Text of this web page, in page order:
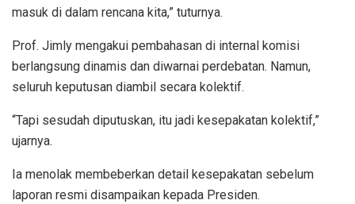
masuk di dalam rencana kita,” tuturnya.
Prof. Jimly mengakui pembahasan di internal komisi
berlangsung dinamis dan diwarnai perdebatan. Namun,
seluruh keputusan diambil secara kolektif.
“Tapi sesudah diputuskan, itu jadi kesepakatan kolektif,”
ujarnya.
Ia menolak membeberkan detail kesepakatan sebelum
laporan resmi disampaikan kepada Presiden.